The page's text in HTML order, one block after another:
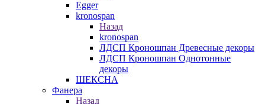
Egger
kronospan
Назад
kronospan
ЛДСП Кроношпан Древесные декоры
ЛДСП Кроношпан Однотонные
декоры
ШЕКСНА
Фанера
Назад